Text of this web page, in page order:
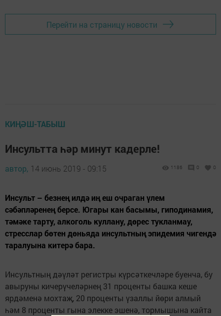
Перейти на страницу новости
КИҢӘШ-ТАБЫШ
Инсультта һәр минут кадерле!
автор, 14 июнь 2019 - 09:15 1186 0 0
Инсульт – безнең илдә иң еш очраган үлем
сәбәпләренең берсе. Югары кан басымы, гиподинамия,
тәмәке тарту, алкоголь куллану, дөрес тукланмау,
стресслар бөтен дөньяда инсультның эпидемия чигендә
таралуына китерә бара.
Инсультның дәүләт регистры күрсәткечләре буенча, бу
авыруны кичерү­челәрнең 31 проценты баш­ка кеше
ярдәменә мохтаҗ, 20 проценты үзал­лы йөри алмый
һәм 8 проценты гына элекке эшенә, тормышына кайта